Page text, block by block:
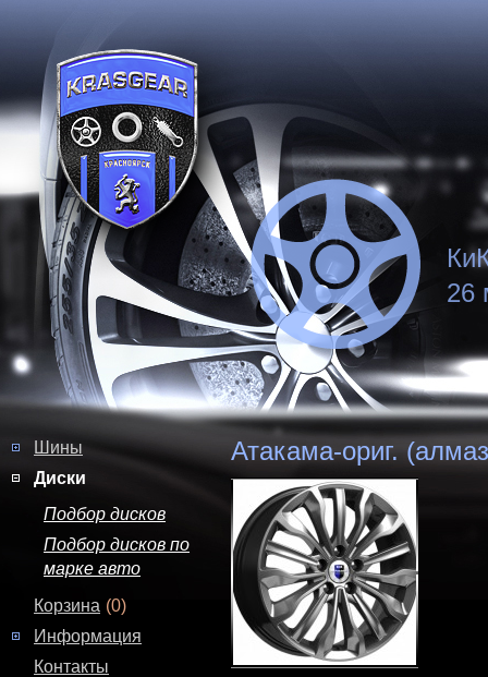
26
Шины
Диски
Подбор дисков
Подбор дисков по
марке авто
Корзина (0)
Информация
Контакты
Атакама-ориг.